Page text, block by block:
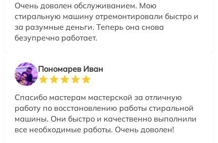
Очень доволен обслуживанием. Мою
стиральную машину отремонтировали быстро и
за разумные деньги. Теперь она снова
безупречно работает.
Пономарев Иван
Спасибо мастерам мастерской за отличную
работу по восстановлению работы стиральной
машины. Они быстро и качественно выполнили
все необходимые работы. Очень доволен!